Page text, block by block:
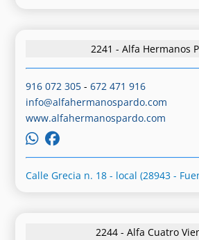
2241 - Alfa Hermanos
916 072 305 -672 471 916
info@alfahermanospardo.com
www.alfahermanospardo.com
Calle Grecia n. 18 - local (28943 -
2244 - Alfa Cuatro